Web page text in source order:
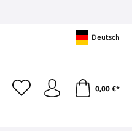
Deutsch
0,00 €*